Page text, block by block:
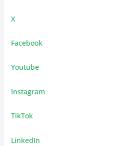
X
Facebook
Youtube
Instagram
TikTok
LinkedIn